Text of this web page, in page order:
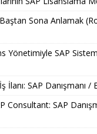
Baştan Sona Anlamak
Yönetimiyle SAP
İş İlanı: SAP
Consultant: SAP